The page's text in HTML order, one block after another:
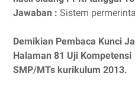
Jawaban : Sistem
Demikian Pembaca Kunci
Halaman 81 Uji
SMP/MTs kurikulum 2013.